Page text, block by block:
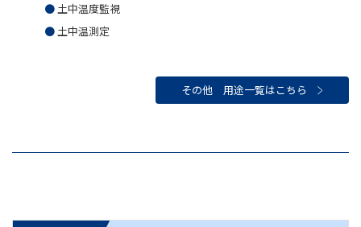
土中温度監視
土中温測定
その他 用途一覧はこちら